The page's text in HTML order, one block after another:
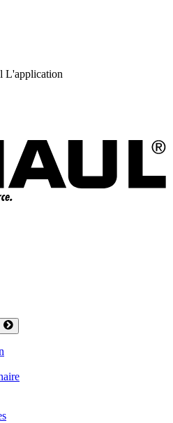
L'application